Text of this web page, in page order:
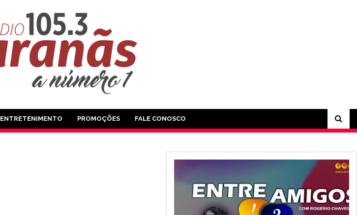
ENTRETENIMENTO PROMOÇÕES FALE CONOSCO